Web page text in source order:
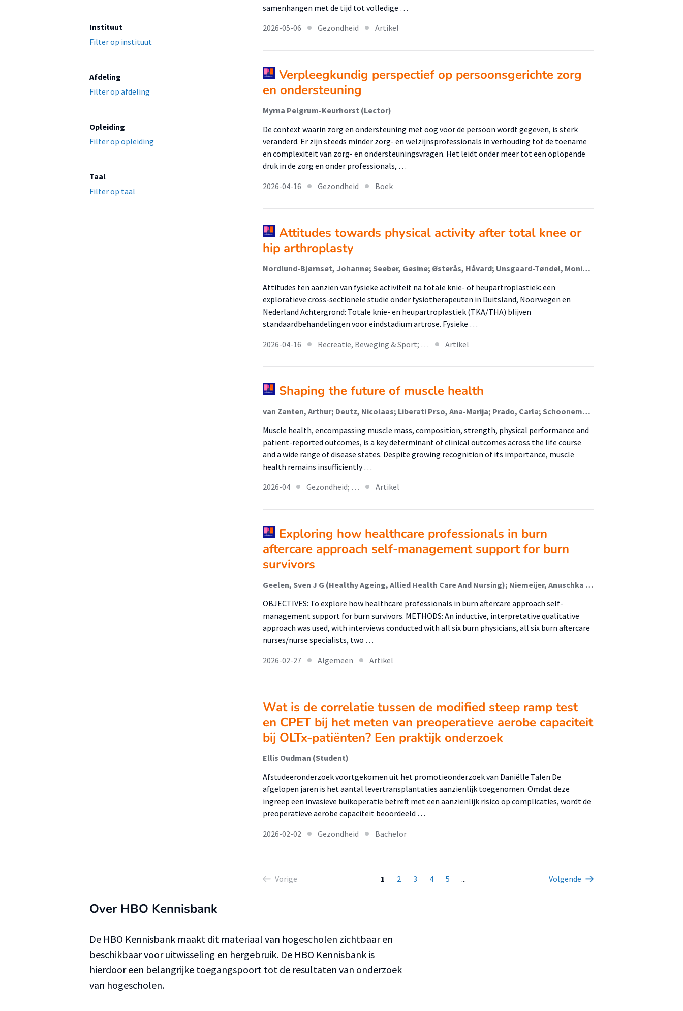
Instituut
Filter op instituut
Afdeling
Filter op afdeling
Opleiding
Filter op opleiding
Taal
Filter op taal
samenhangen met de tijd tot volledige …
2026-05-06
Gezondheid Artikel
Verpleegkundig perspectief op persoonsgerichte zorg
en ondersteuning
Myrna Pelgrum-Keurhorst (Lector)
De context waarin zorg en ondersteuning met oog voor de persoon wordt gegeven, is sterk
veranderd. Er zijn steeds minder zorg- en welzijnsprofessionals in verhouding tot de toename
en complexiteit van zorg- en ondersteuningsvragen. Het leidt onder meer tot een oplopende
druk in de zorg en onder professionals, …
2026-04-16
Gezondheid Boek
Attitudes towards physical activity after total knee or
hip arthroplasty
Nordlund-Bjørnset, Johanne; Seeber, Gesine; Østerås, Håvard; Unsgaard-Tøndel, Monica; Magne Hals, Odd; Stensdotter, Ann-Katrin; Slager, Geranda; van den Akker-Scheek, Inge; stevens, Martin
Attitudes ten aanzien van fysieke activiteit na totale knie- of heupartroplastiek: een
exploratieve cross-sectionele studie onder fysiotherapeuten in Duitsland, Noorwegen en
Nederland Achtergrond: Totale knie- en heupartroplastiek (TKA/THA) blijven
standaardbehandelingen voor eindstadium artrose. Fysieke …
2026-04-16
Recreatie, Beweging & Sport; … Artikel
Shaping the future of muscle health
van Zanten, Arthur; Deutz, Nicolaas; Liberati Prso, Ana-Marija; Prado, Carla; Schooneman, Marieke; Soeters, Maarten; de van der Schueren, Marian; Weijs, Peter J M; Jager-Wittenaar, Harriët (Malnutrition And Healthy Ageing)
Muscle health, encompassing muscle mass, composition, strength, physical performance and
patient-reported outcomes, is a key determinant of clinical outcomes across the life course
and a wide range of disease states. Despite growing recognition of its importance, muscle
health remains insufficiently …
2026-04
Gezondheid; … Artikel
Exploring how healthcare professionals in burn
aftercare approach self-management support for burn
survivors
Geelen, Sven J G (Healthy Ageing, Allied Health Care And Nursing); Niemeijer, Anuschka S; Scholten-Jaegers, Sonja M H J; van Uden, Denise; Verwilligen, Robin A F; Bosma, Eelke; Nieuwenhuis, Marianne K (Healthy Ageing, Allied Health Care And Nursing)
OBJECTIVES: To explore how healthcare professionals in burn aftercare approach self-
management support for burn survivors. METHODS: An inductive, interpretative qualitative
approach was used, with interviews conducted with all six burn physicians, all six burn aftercare
nurses/nurse specialists, two …
2026-02-27
Algemeen Artikel
Wat is de correlatie tussen de modified steep ramp test
en CPET bij het meten van preoperatieve aerobe capaciteit
bij OLTx-patiënten? Een praktijk onderzoek
Ellis Oudman (Student)
Afstudeeronderzoek voortgekomen uit het promotieonderzoek van Daniëlle Talen De
afgelopen jaren is het aantal levertransplantaties aanzienlijk toegenomen. Omdat deze
ingreep een invasieve buikoperatie betreft met een aanzienlijk risico op complicaties, wordt de
preoperatieve aerobe capaciteit beoordeeld …
2026-02-02
Gezondheid Bachelor
Vorige 1 2 3 4 5 ... Volgende
Over HBO Kennisbank
De HBO Kennisbank maakt dit materiaal van hogescholen zichtbaar en
beschikbaar voor uitwisseling en hergebruik. De HBO Kennisbank is
hierdoor een belangrijke toegangspoort tot de resultaten van onderzoek
van hogescholen.